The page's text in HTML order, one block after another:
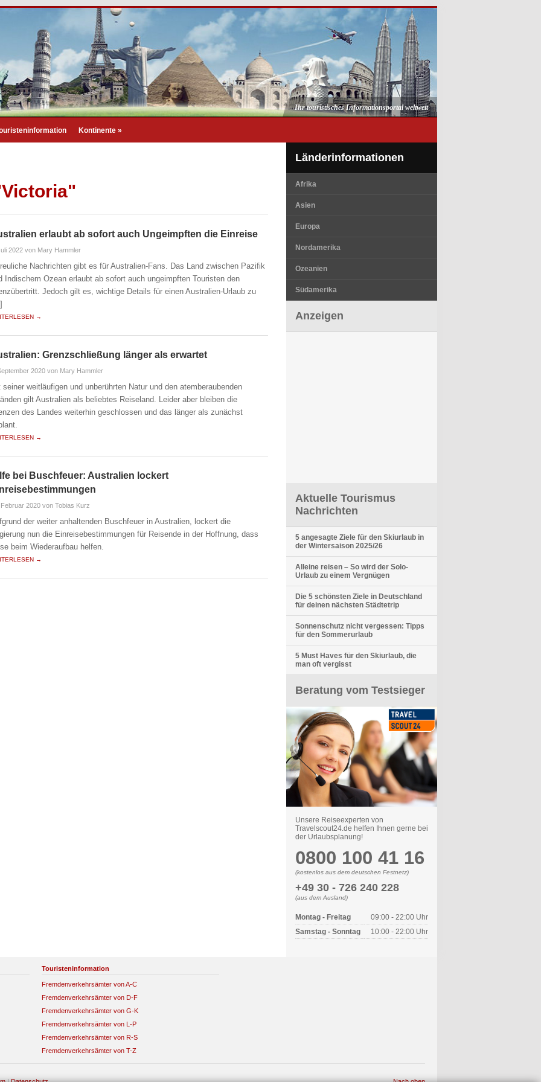
Ihr touristisches Informationsportal weltweit
Kontinente »
erlaubt ab sofort auch Ungeimpften die Einreise
2022 von Mary Hammler
Nachrichten gibt es für Australien-Fans. Das Land zwischen Pazifik
Indischem Ozean erlaubt ab sofort auch ungeimpften Touristen den
Jedoch gilt es, wichtige Details für einen Australien-Urlaub zu
→
Grenzschließung länger als erwartet
2020 von Mary Hammler
seiner weitläufigen und unberührten Natur und den atemberaubenden
gilt Australien als beliebtes Reiseland. Leider aber bleiben die
des Landes weiterhin geschlossen und das länger als zunächst
→
bei Buschfeuer: Australien lockert
Februar 2020 von Tobias Kurz
der weiter anhaltenden Buschfeuer in Australien, lockert die
nun die Einreisebestimmungen für Reisende in der Hoffnung, dass
beim Wiederaufbau helfen.
→
Länderinformationen
Afrika
Asien
Europa
Nordamerika
Ozeanien
Südamerika
Anzeigen
Aktuelle Tourismus
Nachrichten
5 angesagte Ziele für den Skiurlaub in
der Wintersaison 2025/26
Alleine reisen – So wird der Solo-
Urlaub zu einem Vergnügen
Die 5 schönsten Ziele in Deutschland
für deinen nächsten Städtetrip
Sonnenschutz nicht vergessen: Tipps
für den Sommerurlaub
5 Must Haves für den Skiurlaub, die
man oft vergisst
Beratung vom Testsieger
Unsere Reiseexperten von
Travelscout24.de helfen Ihnen gerne bei
der Urlaubsplanung!
0800 100 41 16
(kostenlos aus dem deutschen Festnetz)
+49 30 - 726 240 228
(aus dem Ausland)
Montag - Freitag
09:00 - 22:00 Uhr
Samstag - Sonntag
10:00 - 22:00 Uhr
Touristeninformation
Fremdenverkehrsämter von A-C
Fremdenverkehrsämter von D-F
Fremdenverkehrsämter von G-K
Fremdenverkehrsämter von L-P
Fremdenverkehrsämter von R-S
Fremdenverkehrsämter von T-Z